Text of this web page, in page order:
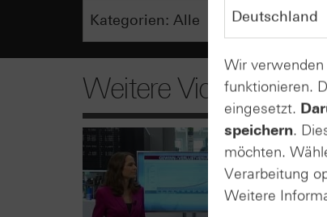
Weitere Videos
Wir
funktionieren.
eingesetzt.
speichern.
möchten.
Verarbeitung
Weitere